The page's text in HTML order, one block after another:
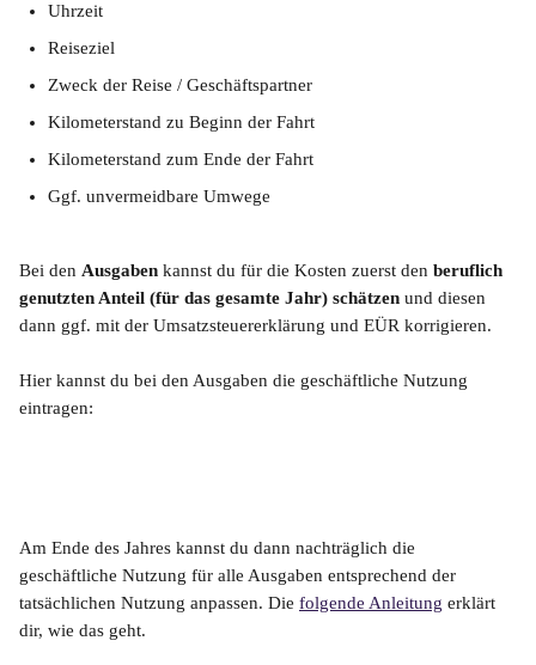
Uhrzeit
Reiseziel
Zweck der Reise / Geschäftspartner
Kilometerstand zu Beginn der Fahrt
Kilometerstand zum Ende der Fahrt
Ggf. unvermeidbare Umwege
Bei den Ausgaben kannst du für die Kosten zuerst den beruflich
genutzten Anteil (für das gesamte Jahr) schätzen und diesen
dann ggf. mit der Umsatzsteuererklärung und EÜR korrigieren.
Hier kannst du bei den Ausgaben die geschäftliche Nutzung
eintragen:
Am Ende des Jahres kannst du dann nachträglich die
geschäftliche Nutzung für alle Ausgaben entsprechend der
tatsächlichen Nutzung anpassen. Die folgende Anleitung erklärt
dir, wie das geht.